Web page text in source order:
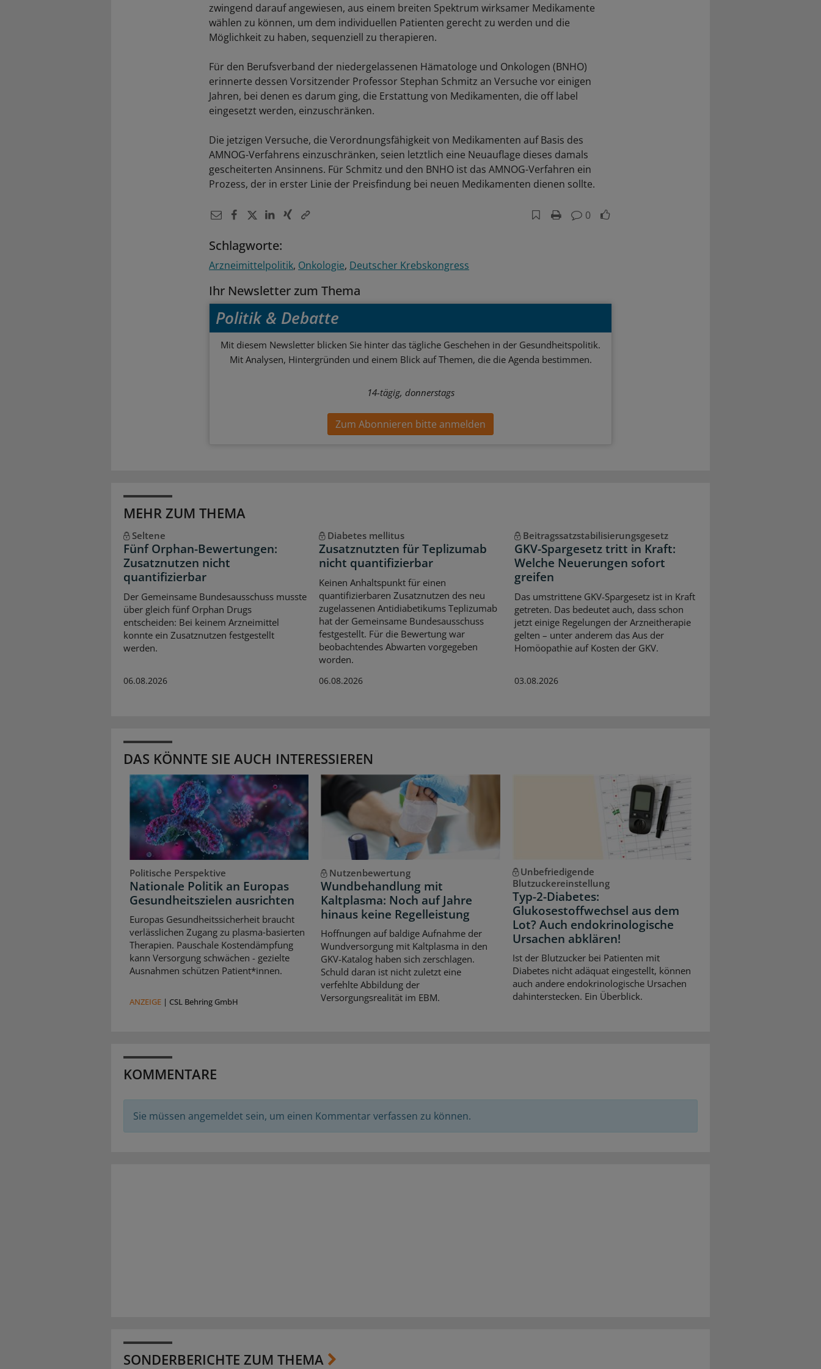
zwingend darauf angewiesen, aus einem breiten Spektrum wirksamer Medikamente
wählen zu können, um dem individuellen Patienten gerecht zu werden und die
Möglichkeit zu haben, sequenziell zu therapieren.
Für den Berufsverband der niedergelassenen Hämatologe und Onkologen (BNHO)
erinnerte dessen Vorsitzender Professor Stephan Schmitz an Versuche vor einigen
Jahren, bei denen es darum ging, die Erstattung von Medikamenten, die off label
eingesetzt werden, einzuschränken.
Die jetzigen Versuche, die Verordnungsfähigkeit von Medikamenten auf Basis des
AMNOG-Verfahrens einzuschränken, seien letztlich eine Neuauflage dieses damals
gescheiterten Ansinnens. Für Schmitz und den BNHO ist das AMNOG-Verfahren ein
Prozess, der in erster Linie der Preisfindung bei neuen Medikamenten dienen sollte.
0
Schlagworte:
Arzneimittelpolitik Onkologie Deutscher Krebskongress
Ihr Newsletter zum Thema
Politik & Debatte
Mit diesem Newsletter blicken Sie hinter das tägliche Geschehen in der Gesundheitspolitik.
Mit Analysen, Hintergründen und einem Blick auf Themen, die die Agenda bestimmen.
14-tägig, donnerstags
Zum Abonnieren bitte anmelden
MEHR ZUM THEMA
Seltene
Fünf Orphan-Bewertungen:
Zusatznutzen nicht
quantifizierbar
Der Gemeinsame Bundesausschuss musste
über gleich fünf Orphan Drugs
entscheiden: Bei keinem Arzneimittel
konnte ein Zusatznutzen festgestellt
werden.
06.08.2026
Diabetes mellitus
Zusatznutzten für Teplizumab
nicht quantifizierbar
Keinen Anhaltspunkt für einen
quantifizierbaren Zusatznutzen des neu
zugelassenen Antidiabetikums Teplizumab
hat der Gemeinsame Bundesausschuss
festgestellt. Für die Bewertung war
beobachtendes Abwarten vorgegeben
worden.
06.08.2026
Beitragssatzstabilisierungsgesetz
GKV-Spargesetz tritt in Kraft:
Welche Neuerungen sofort
greifen
Das umstrittene GKV-Spargesetz ist in Kraft
getreten. Das bedeutet auch, dass schon
jetzt einige Regelungen der Arzneitherapie
gelten – unter anderem das Aus der
Homöopathie auf Kosten der GKV.
03.08.2026
DAS KÖNNTE SIE AUCH INTERESSIEREN
Politische Perspektive
Nationale Politik an Europas
Gesundheitszielen ausrichten
Europas Gesundheitssicherheit braucht
verlässlichen Zugang zu plasma‑basierten
Therapien. Pauschale Kostendämpfung
kann Versorgung schwächen - gezielte
Ausnahmen schützen Patient*innen.
ANZEIGE | CSL Behring GmbH
Nutzenbewertung
Wundbehandlung mit
Kaltplasma: Noch auf Jahre
hinaus keine Regelleistung
Hoffnungen auf baldige Aufnahme der
Wundversorgung mit Kaltplasma in den
GKV-Katalog haben sich zerschlagen.
Schuld daran ist nicht zuletzt eine
verfehlte Abbildung der
Versorgungsrealität im EBM.
Unbefriedigende
Blutzuckereinstellung
Typ-2-Diabetes:
Glukosestoffwechsel aus dem
Lot? Auch endokrinologische
Ursachen abklären!
Ist der Blutzucker bei Patienten mit
Diabetes nicht adäquat eingestellt, können
auch andere endokrinologische Ursachen
dahinterstecken. Ein Überblick.
KOMMENTARE
Sie müssen angemeldet sein, um einen Kommentar verfassen zu können.
SONDERBERICHTE ZUM THEMA